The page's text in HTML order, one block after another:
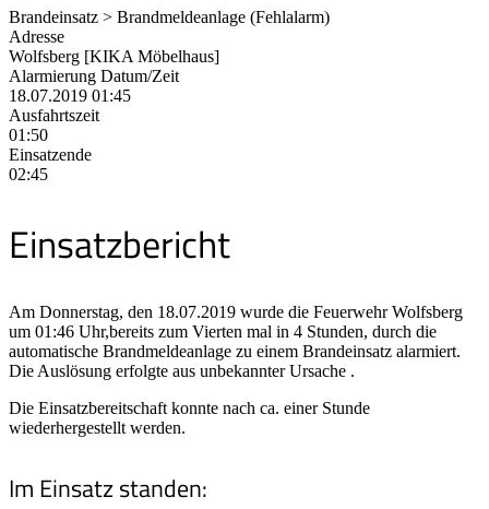
Brandeinsatz > Brandmeldeanlage (Fehlalarm)
Adresse
Wolfsberg [KIKA Möbelhaus]
Alarmierung Datum/Zeit
18.07.2019 01:45
Ausfahrtszeit
01:50
Einsatzende
02:45
Einsatzbericht
Am Donnerstag, den 18.07.2019 wurde die Feuerwehr Wolfsberg
um 01:46 Uhr,bereits zum Vierten mal in 4 Stunden, durch die
automatische Brandmeldeanlage zu einem Brandeinsatz alarmiert.
Die Auslösung erfolgte aus unbekannter Ursache .
Die Einsatzbereitschaft konnte nach ca. einer Stunde
wiederhergestellt werden.
Im Einsatz standen: